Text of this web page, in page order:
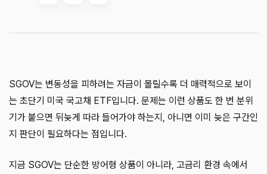
SGOV는 변동성을 피하려는 자금이 몰릴수록 더 매력적으로 보이
는 초단기 미국 국고채 ETF입니다. 문제는 이런 상품도 한 번 분위
기가 붙으면 뒤늦게 따라 들어가야 하는지, 아니면 이미 늦은 구간인
지 판단이 필요하다는 점입니다.
지금 SGOV는 단순한 방어형 상품이 아니라, 고금리 환경 속에서